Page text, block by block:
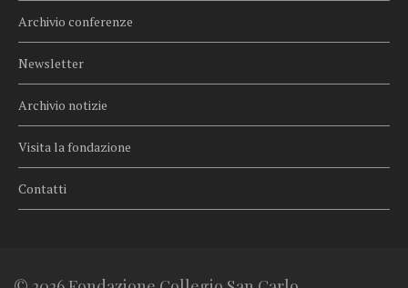
Archivio conferenze
Newsletter
Archivio notizie
Visita la fondazione
Contatti